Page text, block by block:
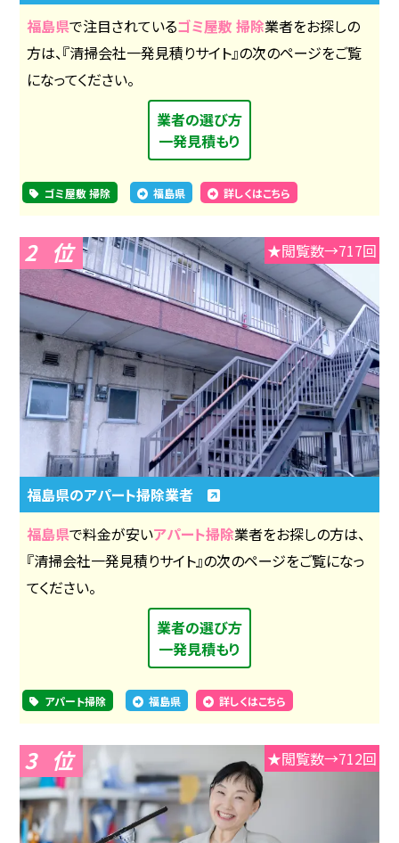
福島県で注目されているゴミ屋敷 掃除業者をお探しの
方は、『清掃会社一発見積りサイト』の次のページをご覧
になってください。
業者の選び方
一発見積もり
ゴミ屋敷 掃除 福島県 詳しくはこちら
2 ★閲覧数→717回
福島県のアパート掃除業者
福島県で料金が安いアパート掃除業者をお探しの方は、
『清掃会社一発見積りサイト』の次のページをご覧になっ
てください。
業者の選び方
一発見積もり
アパート掃除 福島県 詳しくはこちら
3 ★閲覧数→712回